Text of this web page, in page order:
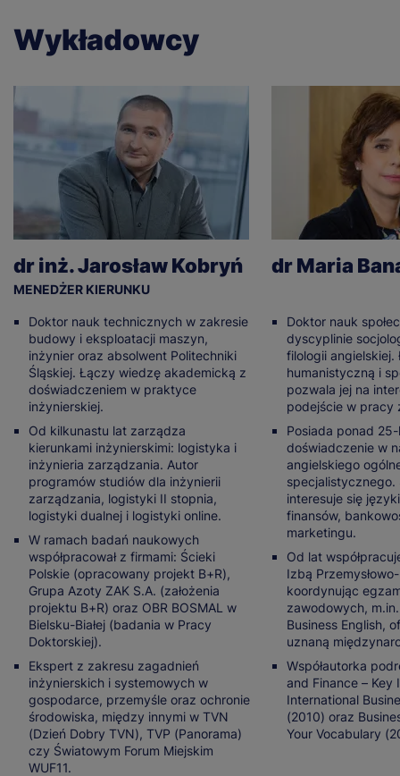
Wykładowcy
dr inż. Jarosław Kobryń
MENEDŻER KIERUNKU
Doktor nauk technicznych w zakresie
budowy i eksploatacji maszyn,
inżynier oraz absolwent Politechniki
Śląskiej. Łączy wiedzę akademicką z
doświadczeniem w praktyce
inżynierskiej.
Od kilkunastu lat zarządza
kierunkami inżynierskimi: logistyka i
inżynieria zarządzania. Autor
programów studiów dla inżynierii
zarządzania, logistyki II stopnia,
logistyki dualnej i logistyki online.
W ramach badań naukowych
współpracował z firmami: Ścieki
Polskie (opracowany projekt B+R),
Grupa Azoty ZAK S.A. (założenia
projektu B+R) oraz OBR BOSMAL w
Bielsku-Białej (badania w Pracy
Doktorskiej).
Ekspert z zakresu zagadnień
inżynierskich i systemowych w
gospodarce, przemyśle oraz ochronie
środowiska, między innymi w TVN
(Dzień Dobry TVN), TVP (Panorama)
czy Światowym Forum Miejskim
WUF11.
dr Maria
Doktor nauk
dyscyplinie
filologii
humanistyczną i
pozwala jej na
podejście w pracy
Posiada ponad
doświadczenie w
angielskiego
specjalistycznego.
interesuje się
finansów,
marketingu.
Od lat
Izbą
koordynując
zawodowych,
Business English,
uznaną
Współautorka
and Finance – Key
International
(2010) oraz
Your Vocabulary